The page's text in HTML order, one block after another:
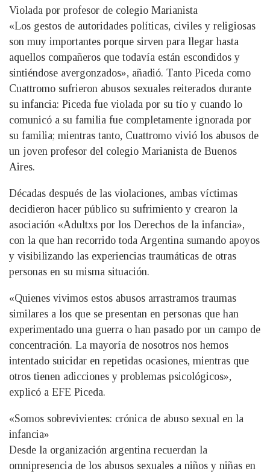
Violada por profesor de colegio Marianista
«Los gestos de autoridades políticas, civiles y religiosas
son muy importantes porque sirven para llegar hasta
aquellos compañeros que todavía están escondidos y
sintiéndose avergonzados», añadió. Tanto Piceda como
Cuattromo sufrieron abusos sexuales reiterados durante
su infancia: Piceda fue violada por su tío y cuando lo
comunicó a su familia fue completamente ignorada por
su familia; mientras tanto, Cuattromo vivió los abusos de
un joven profesor del colegio Marianista de Buenos
Aires.
Décadas después de las violaciones, ambas víctimas
decidieron hacer público su sufrimiento y crearon la
asociación «Adultxs por los Derechos de la infancia»,
con la que han recorrido toda Argentina sumando apoyos
y visibilizando las experiencias traumáticas de otras
personas en su misma situación.
«Quienes vivimos estos abusos arrastramos traumas
similares a los que se presentan en personas que han
experimentado una guerra o han pasado por un campo de
concentración. La mayoría de nosotros nos hemos
intentado suicidar en repetidas ocasiones, mientras que
otros tienen adicciones y problemas psicológicos»,
explicó a EFE Piceda.
«Somos sobrevivientes: crónica de abuso sexual en la
infancia»
Desde la organización argentina recuerdan la
omnipresencia de los abusos sexuales a niños y niñas en